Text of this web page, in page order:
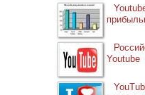
Youtube